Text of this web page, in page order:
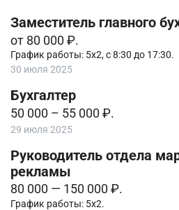
Заместитель главного
от 80 000 ₽.
График работы: 5х2, с 8:30 до 17:30.
30 июля 2025
Бухгалтер
50 000 – 55 000 ₽.
29 июля 2025
Руководитель отдела
рекламы
80 000 — 150 000 ₽.
График работы: 5х2.